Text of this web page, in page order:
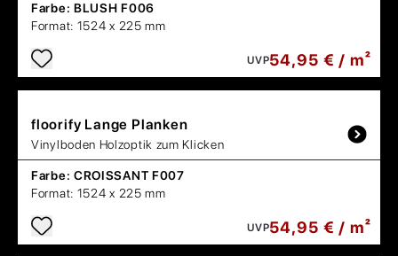
Farbe: BLUSH F006
Format: 1524 x 225 mm
UVP54,95 € / m²
floorify Lange Planken
Vinylboden Holzoptik zum Klicken
Farbe: CROISSANT F007
Format: 1524 x 225 mm
UVP54,95 € / m²